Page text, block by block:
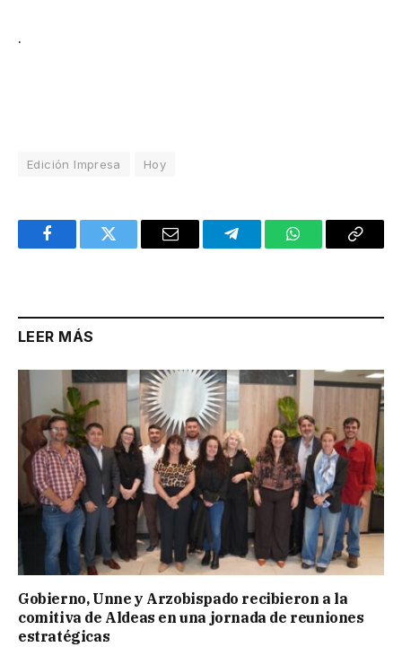
.
Edición Impresa Hoy
FacebookTwitter Email TelegramWhatsAppCopy
LEER MÁS
Gobierno, Unne y Arzobispado recibieron a la
comitiva de Aldeas en una jornada de reuniones
estratégicas